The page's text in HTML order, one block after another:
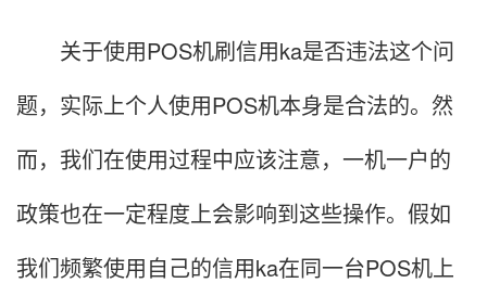
关于使用POS机刷信用ka是否违法这个问
题，实际上个人使用POS机本身是合法的。然
而，我们在使用过程中应该注意，一机一户的
政策也在一定程度上会影响到这些操作。假如
我们频繁使用自己的信用ka在同一台POS机上